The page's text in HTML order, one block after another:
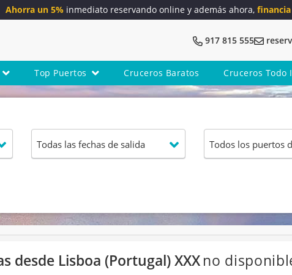
Ahorra un 5%inmediato reservando online y además ahora,
917 815 555
Top Puertos Cruceros Baratos Cruceros Todo
desde Lisboa (Portugal) XXXno